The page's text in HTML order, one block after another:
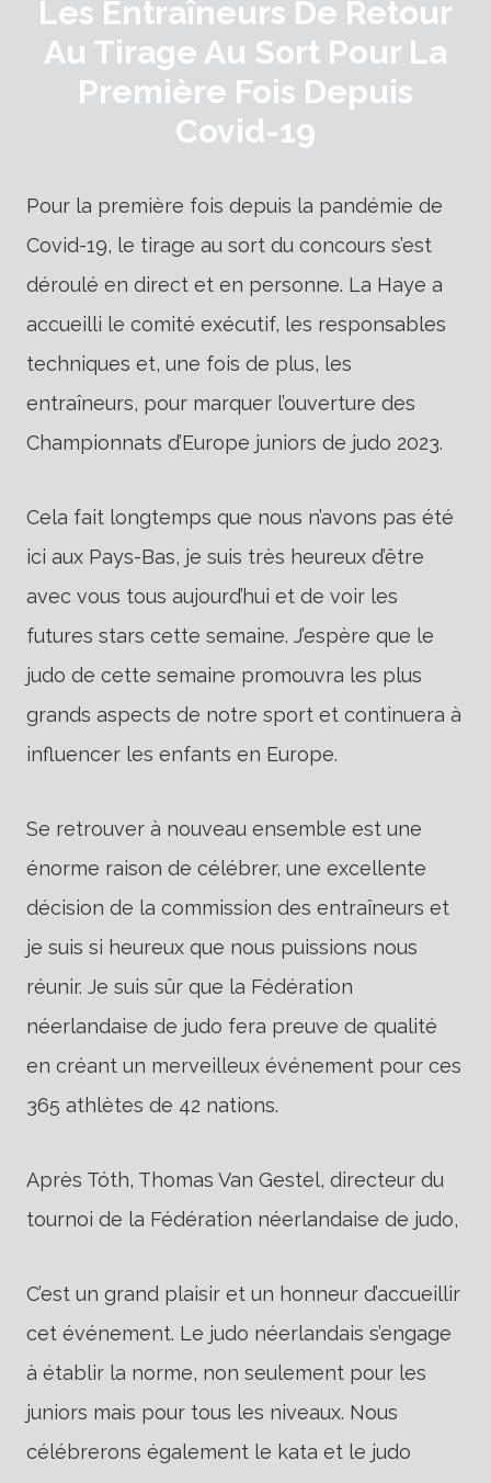
Les Entraîneurs De Retour
Au Tirage Au Sort Pour La
Première Fois Depuis
Covid-19
Pour la première fois depuis la pandémie de
Covid-19, le tirage au sort du concours s’est
déroulé en direct et en personne. La Haye a
accueilli le comité exécutif, les responsables
techniques et, une fois de plus, les
entraîneurs, pour marquer l’ouverture des
Championnats d’Europe juniors de judo 2023.
Cela fait longtemps que nous n’avons pas été
ici aux Pays-Bas, je suis très heureux d’être
avec vous tous aujourd’hui et de voir les
futures stars cette semaine. J’espère que le
judo de cette semaine promouvra les plus
grands aspects de notre sport et continuera à
influencer les enfants en Europe.
Se retrouver à nouveau ensemble est une
énorme raison de célébrer, une excellente
décision de la commission des entraîneurs et
je suis si heureux que nous puissions nous
réunir. Je suis sûr que la Fédération
néerlandaise de judo fera preuve de qualité
en créant un merveilleux événement pour ces
365 athlètes de 42 nations.
Après Tóth, Thomas Van Gestel, directeur du
tournoi de la Fédération néerlandaise de judo,
C’est un grand plaisir et un honneur d’accueillir
cet événement. Le judo néerlandais s’engage
à établir la norme, non seulement pour les
juniors mais pour tous les niveaux. Nous
célébrerons également le kata et le judo